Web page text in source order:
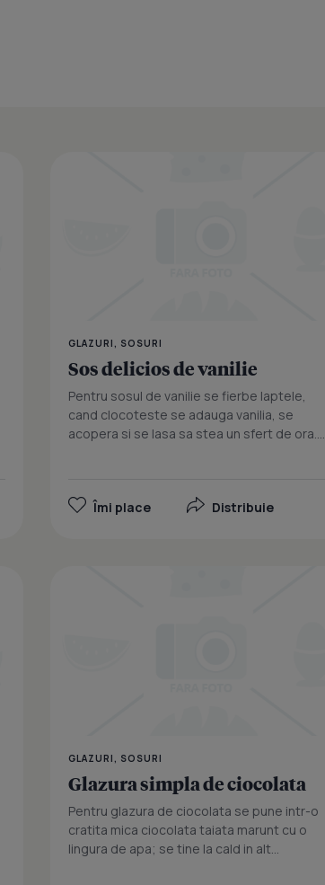
GLAZURI, SOSURI
Sos delicios de vanilie
Pentru sosul de vanilie se fierbe laptele,
cand clocoteste se adauga vanilia, se
acopera si se lasa sa stea un sfert de ora....
Îmi place Distribuie
GLAZURI, SOSURI
Glazura simpla de ciocolata
Pentru glazura de ciocolata se pune intr-o
cratita mica ciocolata taiata marunt cu o
lingura de apa; se tine la cald in alt...